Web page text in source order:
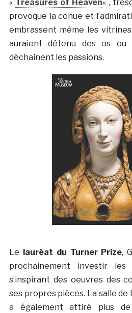
« Treasures of Heaven« ,
provoque la cohue et
embrassent même les
auraient détenu des os ou
déchainent les passions.
Le lauréat du Turner Prize,
prochainement investir
s’inspirant des oeuvres des
ses propres pièces. La salle de
a également attiré plus